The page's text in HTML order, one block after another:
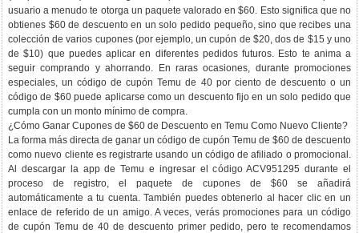
usuario a menudo te otorga un paquete valorado en $60. Esto significa que no
obtienes $60 de descuento en un solo pedido pequeño, sino que recibes una
colección de varios cupones (por ejemplo, un cupón de $20, dos de $15 y uno
de $10) que puedes aplicar en diferentes pedidos futuros. Esto te anima a
seguir comprando y ahorrando. En raras ocasiones, durante promociones
especiales, un código de cupón Temu de 40 por ciento de descuento o un
código de $60 puede aplicarse como un descuento fijo en un solo pedido que
cumpla con un monto mínimo de compra.
¿Cómo Ganar Cupones de $60 de Descuento en Temu Como Nuevo Cliente?
La forma más directa de ganar un código de cupón Temu de $60 de descuento
como nuevo cliente es registrarte usando un código de afiliado o promocional.
Al descargar la app de Temu e ingresar el código ACV951295 durante el
proceso de registro, el paquete de cupones de $60 se añadirá
automáticamente a tu cuenta. También puedes obtenerlo al hacer clic en un
enlace de referido de un amigo. A veces, verás promociones para un código
de cupón Temu de 40 de descuento primer pedido, pero te recomendamos